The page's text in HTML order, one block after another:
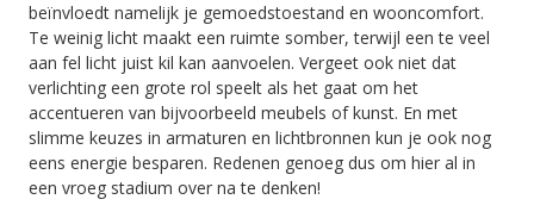
beïnvloedt namelijk je gemoedstoestand en wooncomfort.
Te weinig licht maakt een ruimte somber, terwijl een te veel
aan fel licht juist kil kan aanvoelen. Vergeet ook niet dat
verlichting een grote rol speelt als het gaat om het
accentueren van bijvoorbeeld meubels of kunst. En met
slimme keuzes in armaturen en lichtbronnen kun je ook nog
eens energie besparen. Redenen genoeg dus om hier al in
een vroeg stadium over na te denken!